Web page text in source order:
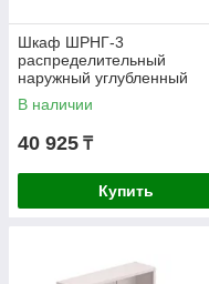
Шкаф ШРНГ-3
распределительный
наружный углубленный
(смесительные узлы
В наличии
40 925 ₸
Купить